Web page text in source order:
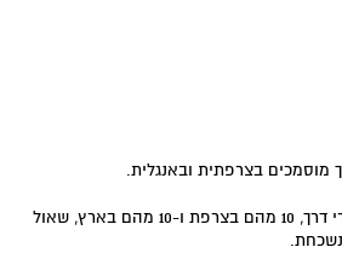
מוסמכים בצרפתית ובאנגלית.
עם 20 שנים של וותק כמורי דרך, 10 מהם בצרפת ו-10 מהם בארץ, שאול
נשכחת.